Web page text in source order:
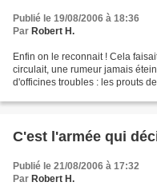
Publié le 19/08/2006 à 18:36
Par Robert H.
Enfin on le reconnait ! Cela
circulait, une rumeur jamais
d'officines troubles : les prouts
C'est l'armée qui
Publié le 21/08/2006 à 17:32
Par Robert H.